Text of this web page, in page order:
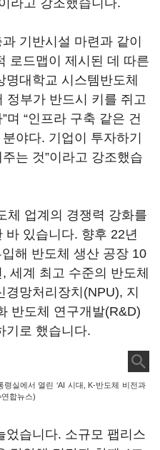
라고 강조했습니다.
기반시설 마련과 같이
로드맵이 제시된 데 따른
대학교 시스템반도체
정부가 반드시 키를 쥐고
며 “인프라 구축 같은 건
야다. 기업이 투자하기
는 것”이라고 강조했습
체 업계의 경쟁력 강화를
바 있습니다. 향후 22년
해 반도체 생산 공장 10
세계 최고 수준의 반도체
망처리장치(NPU), 지
반도체 연구개발(R&D)
기로 했습니다.
실에서 열린 ‘AI 시대, K-반도체 비전과
합뉴스)
었습니다. 소규모 팹리스